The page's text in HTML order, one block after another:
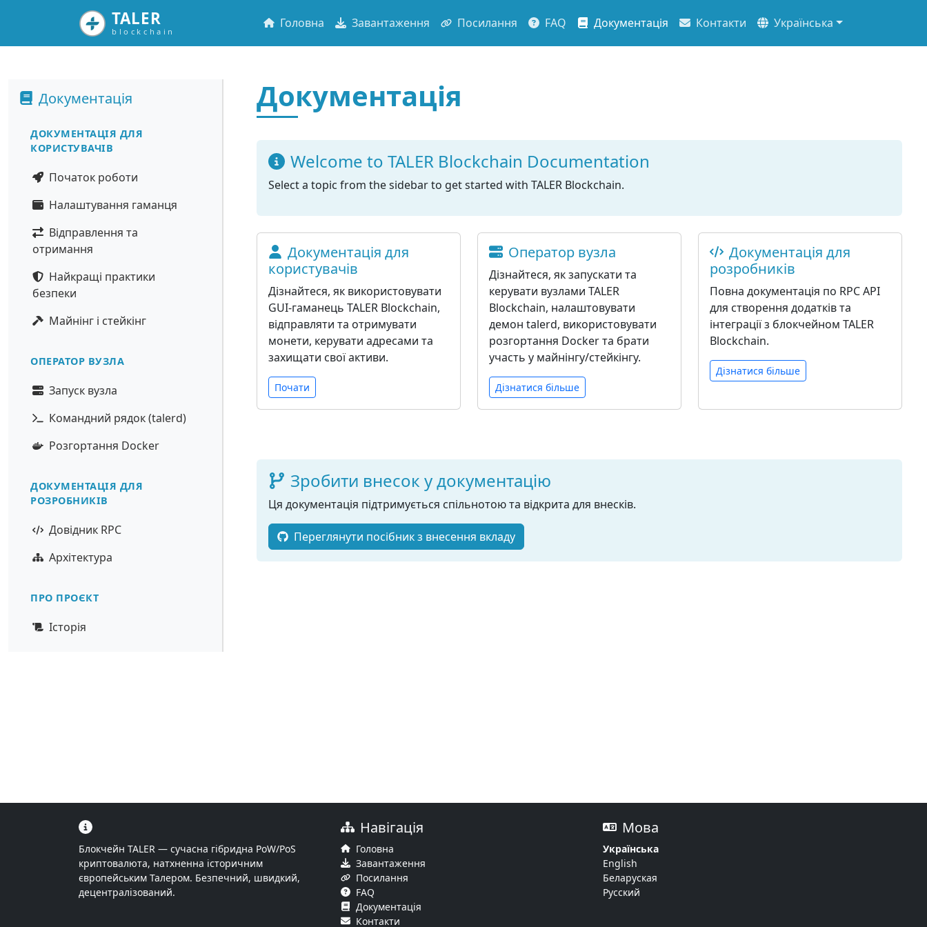
TALER
blockchain
Головна Завантаження Посилання FAQ Документація Контакти Українська
Документація
ДОКУМЕНТАЦІЯ ДЛЯ
КОРИСТУВАЧІВ
Початок роботи
Налаштування гаманця
Відправлення та
отримання
Найкращі практики
безпеки
Майнінг і стейкінг
ОПЕРАТОР ВУЗЛА
Запуск вузла
Командний рядок (talerd)
Розгортання Docker
ДОКУМЕНТАЦІЯ ДЛЯ
РОЗРОБНИКІВ
Довідник RPC
Архітектура
ПРО ПРОЄКТ
Історія
Документація
Welcome to TALER Blockchain Documentation
Select a topic from the sidebar to get started with TALER Blockchain.
Документація для
користувачів
Дізнайтеся, як використовувати
GUI-гаманець TALER Blockchain,
відправляти та отримувати
монети, керувати адресами та
захищати свої активи.
Почати
Оператор вузла
Дізнайтеся, як запускати та
керувати вузлами TALER
Blockchain, налаштовувати
демон talerd, використовувати
розгортання Docker та брати
участь у майнінгу/стейкінгу.
Дізнатися більше
Документація для
розробників
Повна документація по RPC API
для створення додатків та
інтеграції з блокчейном TALER
Blockchain.
Дізнатися більше
Зробити внесок у документацію
Ця документація підтримується спільнотою та відкрита для внесків.
Переглянути посібник з внесення вкладу
Блокчейн TALER — сучасна гібридна PoW/PoS
криптовалюта, натхненна історичним
європейським Талером. Безпечний, швидкий,
децентралізований.
Навігація
Головна
Завантаження
Посилання
FAQ
Документація
Контакти
Мова
Українська
English
Беларуская
Русский